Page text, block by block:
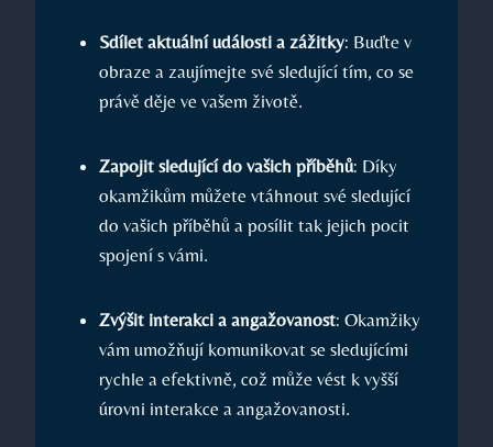
Sdílet aktuální události a zážitky: Buďte v
obraze a zaujímejte své sledující tím, co se
právě děje ve vašem životě.
Zapojit sledující do vašich příběhů: Díky
okamžikům můžete vtáhnout své sledující
do vašich příběhů a posílit tak jejich pocit
spojení s vámi.
Zvýšit interakci a angažovanost: Okamžiky
vám umožňují komunikovat se sledujícími
rychle a efektivně, což může vést k vyšší
úrovni interakce a angažovanosti.